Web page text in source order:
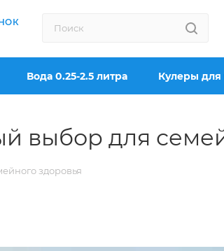
Вода 0.25-2.5 литра Кулеры
выбор для
здоровья